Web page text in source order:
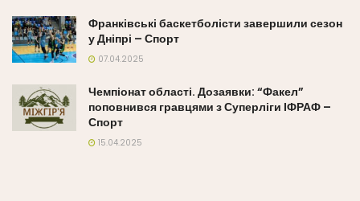
Франківські баскетболісти завершили сезон
у Дніпрі – Спорт
07.04.2025
Чемпіонат області. Дозаявки: “Факел”
поповнився гравцями з Суперліги ІФРАФ –
Спорт
15.04.2025